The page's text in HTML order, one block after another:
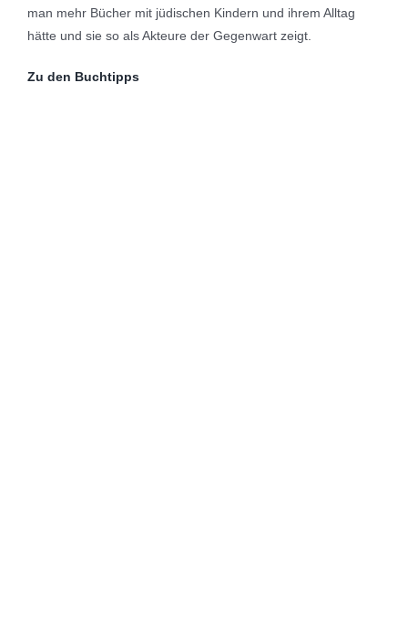
man mehr Bücher mit jüdischen Kindern und ihrem Alltag
hätte und sie so als Akteure der Gegenwart zeigt.
Zu den Buchtipps